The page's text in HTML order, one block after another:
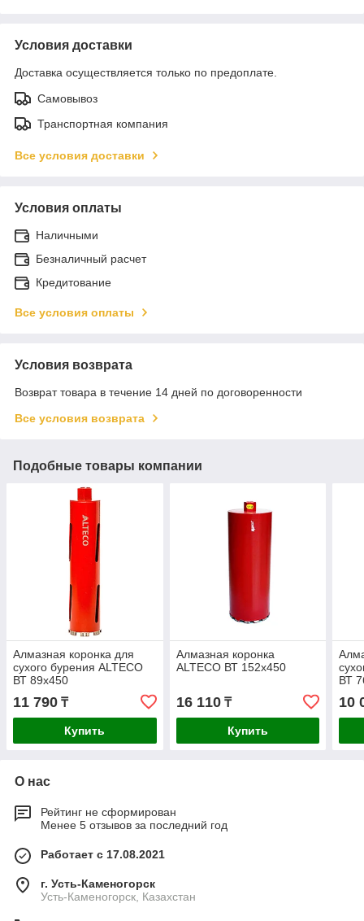
Условия доставки
Доставка осуществляется только по предоплате.
Самовывоз
Транспортная компания
Все условия доставки
Условия оплаты
Наличными
Безналичный расчет
Кредитование
Все условия оплаты
Условия возврата
Возврат товара в течение 14 дней по договоренности
Все условия возврата
Подобные товары компании
Алмазная коронка для
сухого бурения ALTECO
ВТ 89х450
11 790 ₸
Купить
Алмазная коронка
ALTECO ВТ 152х450
16 110₸
Купить
ВТ
10
О нас
Рейтинг не сформирован
Менее 5 отзывов за последний год
Работает с 17.08.2021
г. Усть-Каменогорск
Усть-Каменогорск, Казахстан